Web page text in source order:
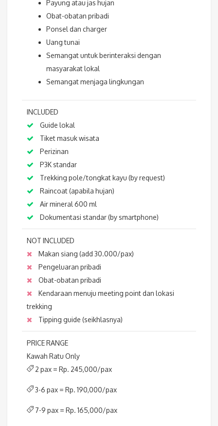
Payung atau jas hujan
Obat-obatan pribadi
Ponsel dan charger
Uang tunai
Semangat untuk berinteraksi dengan
masyarakat lokal
Semangat menjaga lingkungan
INCLUDED
Guide lokal
Tiket masuk wisata
Perizinan
P3K standar
Trekking pole/tongkat kayu (by request)
Raincoat (apabila hujan)
Air mineral 600 ml
Dokumentasi standar (by smartphone)
NOT INCLUDED
Makan siang (add 30.000/pax)
Pengeluaran pribadi
Obat-obatan pribadi
Kendaraan menuju meeting point dan lokasi
trekking
Tipping guide (seikhlasnya)
PRICE RANGE
Kawah Ratu Only
2 pax = Rp. 245,000/pax
3-6 pax = Rp. 190,000/pax
7-9 pax = Rp. 165,000/pax